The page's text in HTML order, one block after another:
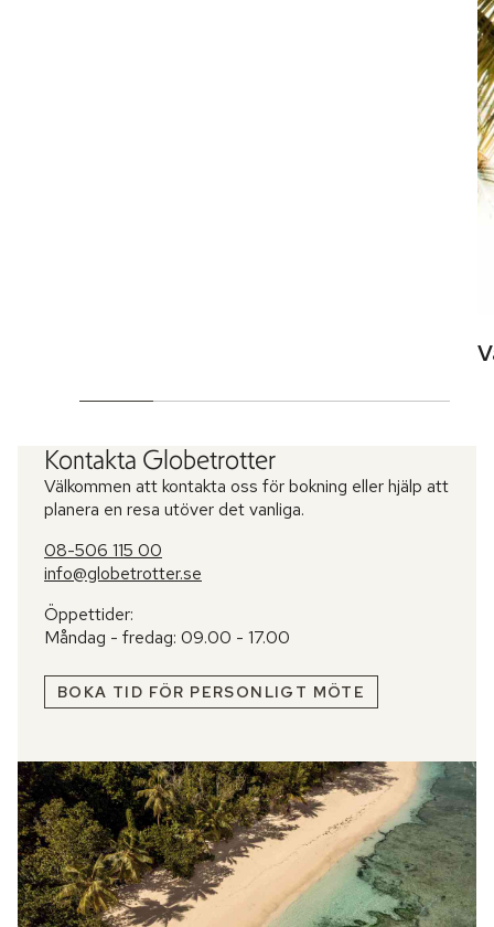
Kontakta Globetrotter
Välkommen att kontakta oss för bokning eller hjälp att
planera en resa utöver det vanliga.
08-506 115 00
info@globetrotter.se
Öppettider:
Måndag - fredag: 09.00 - 17.00
BOKA TID FÖR PERSONLIGT MÖTE